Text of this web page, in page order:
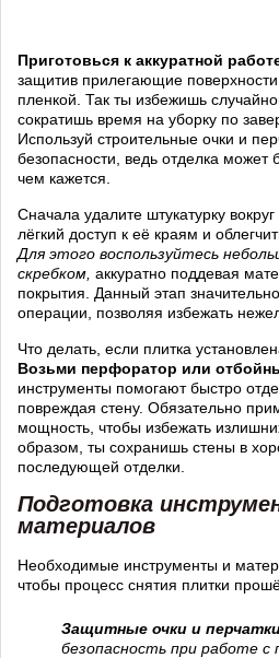
Приготовься к аккуратной
защитив прилегающие
пленкой. Так ты избежишь
сократишь время на уборку по
Используй строительные очки и
безопасности, ведь отделка может
чем кажется.
Сначала удалите штукатурку
лёгкий доступ к её краям и
Для этого воспользуйтесь
скребком, аккуратно поддевая
покрытия. Данный этап
операции, позволяя избежать
Что делать, если плитка
Возьми перфоратор или
инструменты помогают быстро
повреждая стену. Обязательно
мощность, чтобы избежать
образом, ты сохранишь стены в
последующей отделки.
Подготовка
материалов
Необходимые инструменты и
чтобы процесс снятия плитки
Защитные очки и
безопасность при работе